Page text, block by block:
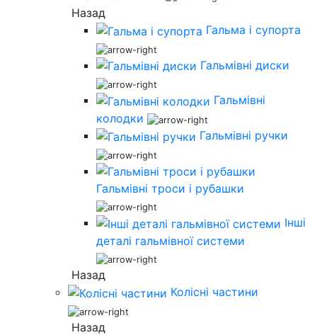
Назад
Гальма і супорта
Гальмівні диски
Гальмівні
колодки
Гальмівні ручки
Гальмівні троси і рубашки
Інші
деталі гальмівної системи
Назад
Колісні частини
Назад